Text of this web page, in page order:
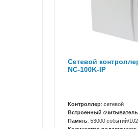
Сетевой
NC-100K-IP
Контроллер: сетевой
Встроенный считыватель
Память: 53000 событий/